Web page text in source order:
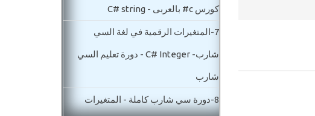
كورس c# بالعربى - C# string
7- المتغيرات الرقمية في لغة السي
شارب- C# Integer - دورة تعليم السي
شارب
8- دورة سي شارب كاملة - المتغيرات